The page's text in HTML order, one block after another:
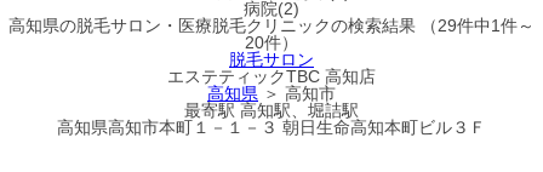
病院(2)
高知県の脱毛サロン・医療脱毛クリニックの検索結果
（29件中1件～
20件）
脱毛サロン
エステティックTBC 高知店
高知県 ＞ 高知市
最寄駅 高知駅、堀詰駅
高知県高知市本町１－１－３ 朝日生命高知本町ビル３Ｆ